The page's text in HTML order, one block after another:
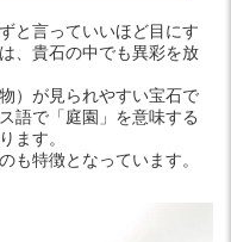
と言っていいほど目にす
、貴石の中でも異彩を放
）が見られやすい宝石で
語で「庭園」を意味する
ます。
も特徴となっています。